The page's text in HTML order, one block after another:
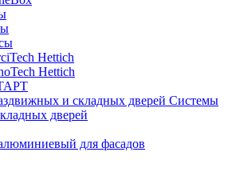
Hettich
Hettich
Системы
дверей
для фасадов